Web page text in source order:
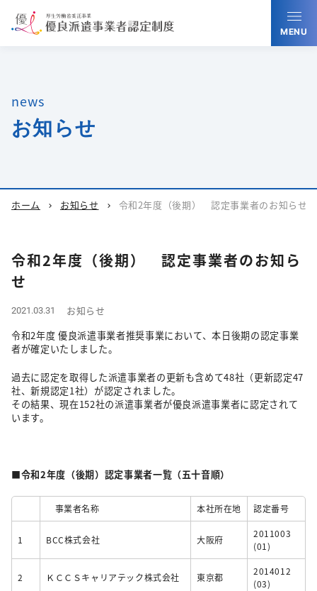
MENU
news
お知らせ
ホーム chevron_right お知らせ chevron_right 令和2年度（後期） 認定事業者のお知らせ
令和2年度（後期） 認定事業者のお知ら
せ
2021.03.31
お知らせ
令和2年度 優良派遣事業者推奨事業において、本日後期の認定事業
者が確定いたしました。
過去に認定を取得した派遣事業者の更新も含めて48社（更新認定47
社、新規認定1社）が認定されました。
その結果、現在152社の派遣事業者が優良派遣事業者に認定されて
います。
■令和2年度（後期）認定事業者一覧（五十音順）
事業者名称 本社所在地 認定番号
1 BCC株式会社 大阪府
2011003
(01)
2 ＫＣＣＳキャリアテック株式会社 東京都
2014012
(03)